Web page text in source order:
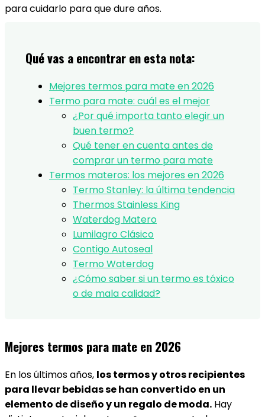
para cuidarlo para que dure años.
Qué vas a encontrar en esta nota:
Mejores termos para mate en 2026
Termo para mate: cuál es el mejor
¿Por qué importa tanto elegir un
buen termo?
Qué tener en cuenta antes de
comprar un termo para mate
Termos materos: los mejores en 2026
Termo Stanley: la última tendencia
Thermos Stainless King
Waterdog Matero
Lumilagro Clásico
Contigo Autoseal
Termo Waterdog
¿Cómo saber si un termo es tóxico
o de mala calidad?
Mejores termos para mate en 2026
En los últimos años, los termos y otros recipientes
para llevar bebidas se han convertido en un
elemento de diseño y un regalo de moda. Hay